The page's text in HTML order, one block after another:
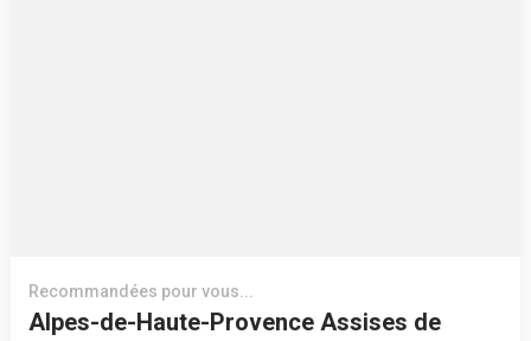
Recommandées pour vous...
Alpes-de-Haute-Provence Assises de